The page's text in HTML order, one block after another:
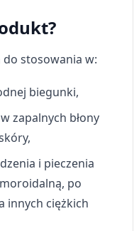
stosowania w:
biegunki,
zapalnych błony
i pieczenia
po
innych ciężkich